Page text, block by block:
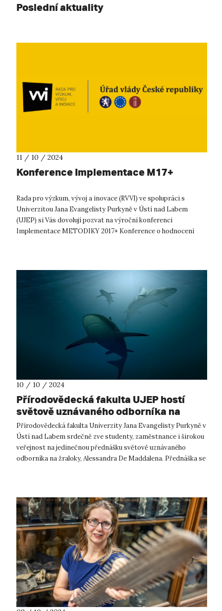
Poslední aktuality
11 / 10 / 2024
Konference Implementace M17+
Rada pro výzkum, vývoj a inovace (RVVI) ve spolupráci s
Univerzitou Jana Evangelisty Purkyně v Ústí nad Labem
(UJEP) si Vás dovolují pozvat na výroční konferenci
Implementace METODIKY 2017+ Konference o hodnocení
10 / 10 / 2024
Přírodovědecká fakulta UJEP hostí
světově uznávaného odborníka na
žraloky Alessandra De Maddalena
Přírodovědecká fakulta Univerzity Jana Evangelisty Purkyně v
Ústí nad Labem srdečně zve studenty, zaměstnance i širokou
veřejnost na jedinečnou přednášku světově uznávaného
odborníka na žraloky, Alessandra De Maddalena. Přednáška se